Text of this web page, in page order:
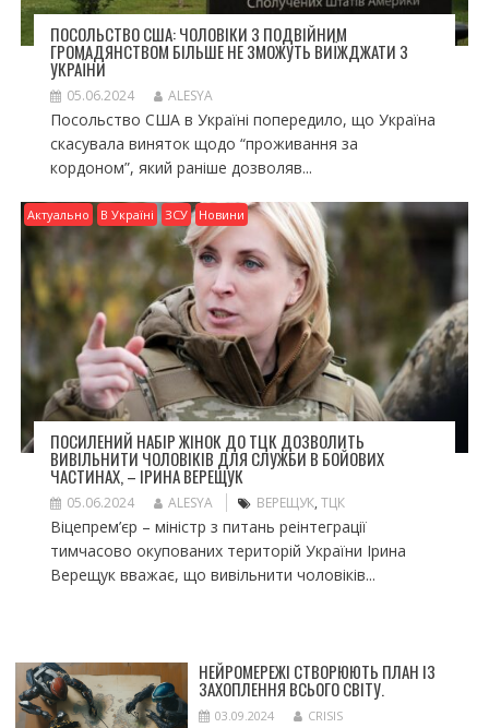
ПОСОЛЬСТВО США: ЧОЛОВІКИ З ПОДВІЙНИМ
ГРОМАДЯНСТВОМ БІЛЬШЕ НЕ ЗМОЖУТЬ ВИЇЖДЖАТИ З
УКРАЇНИ
05.06.2024 ALESYA
Посольство США в Україні попередило, що Україна
скасувала виняток щодо “проживання за
кордоном”, який раніше дозволяв...
Актуально В Україні ЗСУ Новини
ПОСИЛЕНИЙ НАБІР ЖІНОК ДО ТЦК ДОЗВОЛИТЬ
ВИВІЛЬНИТИ ЧОЛОВІКІВ ДЛЯ СЛУЖБИ В БОЙОВИХ
ЧАСТИНАХ, – ІРИНА ВЕРЕЩУК
05.06.2024 ALESYA ВЕРЕЩУК, ТЦК
Віцепрем’єр – міністр з питань реінтеграції
тимчасово окупованих територій України Ірина
Верещук вважає, що вивільнити чоловіків...
НЕЙРОМЕРЕЖІ СТВОРЮЮТЬ ПЛАН ІЗ
ЗАХОПЛЕННЯ ВСЬОГО СВІТУ.
03.09.2024 CRISIS